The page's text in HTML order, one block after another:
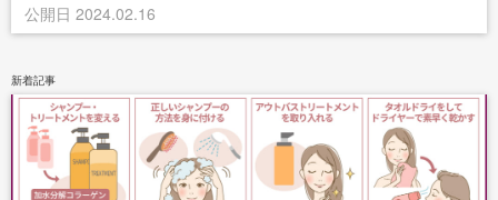
公開日 2024.02.16
新着記事